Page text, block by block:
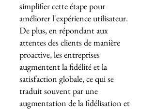
simplifier cette étape pour
améliorer l'expérience utilisateur.
De plus, en répondant aux
attentes des clients de manière
proactive, les entreprises
augmentent la fidélité et la
satisfaction globale, ce qui se
traduit souvent par une
augmentation de la fidélisation et